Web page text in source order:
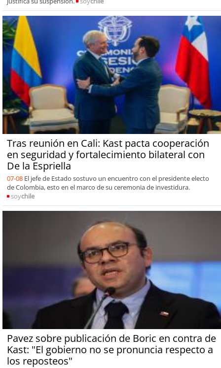
Tras reunión en Cali: Kast pacta cooperación
en seguridad y fortalecimiento bilateral con
De la Espriella
07-08 El jefe de Estado sostuvo un encuentro con el presidente electo
de Colombia, esto en el marco de su ceremonia de investidura.
soychile
Pavez sobre publicación de Boric en contra de
Kast: "El gobierno no se pronuncia respecto a
los reposteos"